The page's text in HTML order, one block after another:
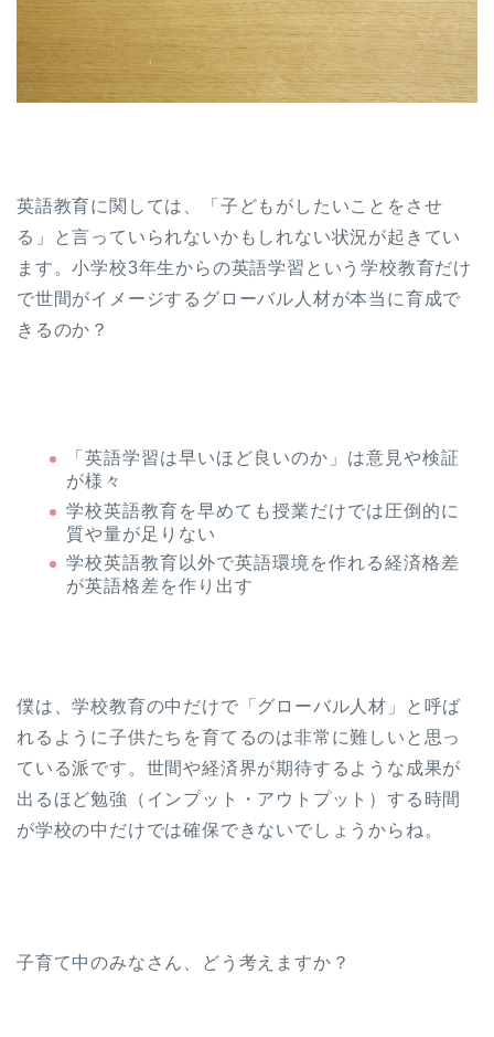
英語教育に関しては、「子どもがしたいことをさせ
る」と言っていられないかもしれない状況が起きてい
ます。小学校3年生からの英語学習という学校教育だけ
で世間がイメージするグローバル人材が本当に育成で
きるのか？
「英語学習は早いほど良いのか」は意見や検証
が様々
学校英語教育を早めても授業だけでは圧倒的に
質や量が足りない
学校英語教育以外で英語環境を作れる経済格差
が英語格差を作り出す
僕は、学校教育の中だけで「グローバル人材」と呼ば
れるように子供たちを育てるのは非常に難しいと思っ
ている派です。世間や経済界が期待するような成果が
出るほど勉強（インプット・アウトプット）する時間
が学校の中だけでは確保できないでしょうからね。
子育て中のみなさん、どう考えますか？